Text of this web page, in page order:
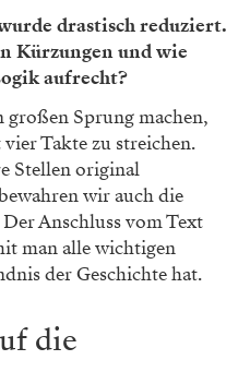
drastisch reduziert.
Kürzungen und wie
aufrecht?
Sprung machen,
Takte zu streichen.
Stellen original
wir auch die
Anschluss vom Text
man alle wichtigen
der Geschichte hat.
die